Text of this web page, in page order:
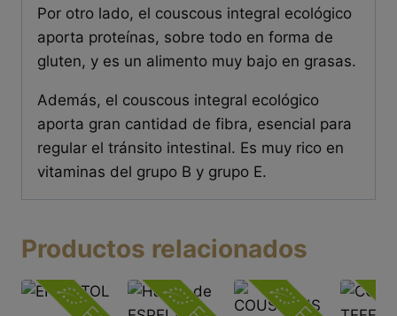
Por otro lado, el couscous integral ecológico
aporta proteínas, sobre todo en forma de
gluten, y es un alimento muy bajo en grasas.
Además, el couscous integral ecológico
aporta gran cantidad de fibra, esencial para
regular el tránsito intestinal. Es muy rico en
vitaminas del grupo B y grupo E.
Productos relacionados